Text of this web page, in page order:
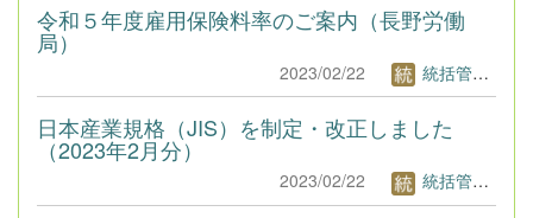
令和５年度雇用保険料率のご案内（長野労働
局）
2023/02/22 統括管理者1
日本産業規格（JIS）を制定・改正しました
（2023年2月分）
2023/02/22 統括管理者1